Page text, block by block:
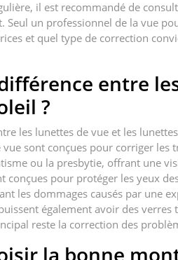
il est recommandé de
Seul un professionnel de la vue
et quel type de correction
entre
?
les lunettes de vue et les
sont conçues pour corriger les
ou la presbytie, offrant une
conçues pour protéger les yeux
les dommages causés par une
également avoir des
reste la correction des
la bonne